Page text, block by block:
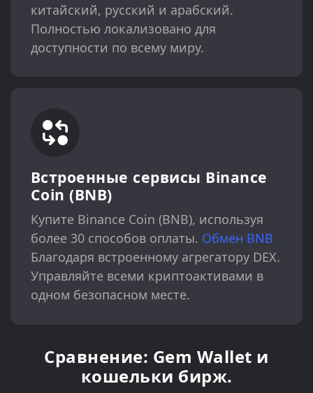
китайский, русский и арабский.
Полностью локализовано для
доступности по всему миру.
Встроенные сервисы Binance
Coin (BNB)
Купите Binance Coin (BNB), используя
более 30 способов оплаты. Обмен BNB
Благодаря встроенному агрегатору DEX.
Управляйте всеми криптоактивами в
одном безопасном месте.
Сравнение: Gem Wallet и
кошельки бирж.